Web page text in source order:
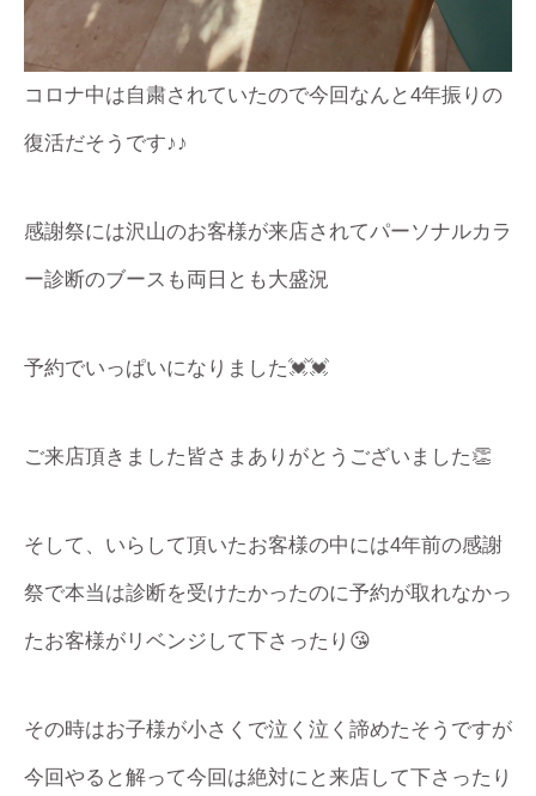
コロナ中は自粛されていたので今回なんと4年振りの
復活だそうです♪♪
感謝祭には沢山のお客様が来店されてパーソナルカラ
ー診断のブースも両日とも大盛況
予約でいっぱいになりました💓💓
ご来店頂きました皆さまありがとうございました👏
そして、いらして頂いたお客様の中には4年前の感謝
祭で本当は診断を受けたかったのに予約が取れなかっ
たお客様がリベンジして下さったり😘
その時はお子様が小さくで泣く泣く諦めたそうですが
今回やると解って今回は絶対にと来店して下さったり